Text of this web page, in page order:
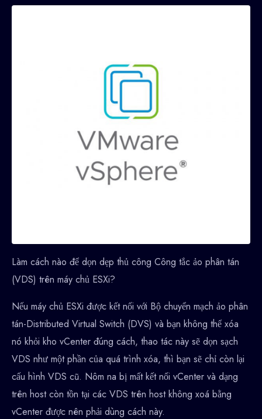
Làm cách nào để dọn dẹp thủ công Công tắc ảo phân tán
(VDS) trên máy chủ ESXi?
Nếu máy chủ ESXi được kết nối với Bộ chuyển mạch ảo phân
tán-Distributed Virtual Switch (DVS) và bạn không thể xóa
nó khỏi kho vCenter đúng cách, thao tác này sẽ dọn sạch
VDS như một phần của quá trình xóa, thì bạn sẽ chỉ còn lại
cấu hình VDS cũ. Nôm na bị mất kết nối vCenter và dạng
trên host còn tồn tại các VDS trên host không xoá bằng
vCenter được nên phải dùng cách này.